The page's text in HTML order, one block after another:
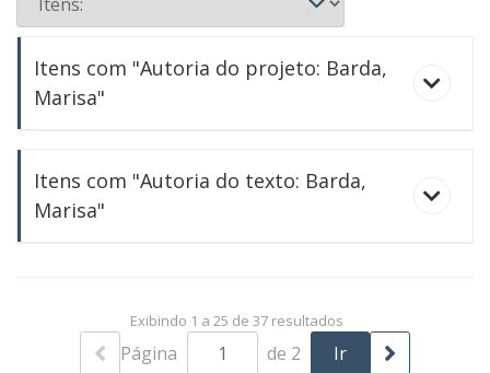
Itens com "Autoria do projeto: Barda,
Marisa"
Centro de Artes da França
Novinho em folha
Itens com "Autoria do texto: Barda,
Marisa"
Cidade, arquitetura e sociedade
Exibindo 1 a 25 de 37 resultados
Página de 2